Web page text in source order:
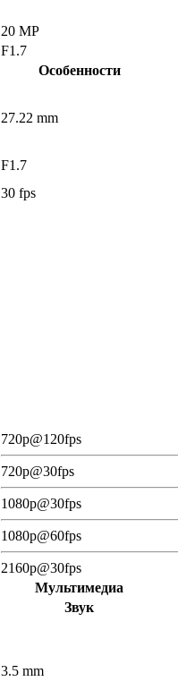
20 MP
F1.7
Особенности
27.22 mm
F1.7
30 fps
720p@120fps
720p@30fps
1080p@30fps
1080p@60fps
2160p@30fps
Мультимедиа
Звук
3.5 mm